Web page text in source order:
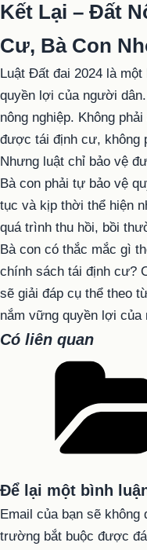
Kết Lại – Đất
Cư, Bà Con
Luật Đất đai 2024 là
quyền lợi của người
nông nghiệp. Không
được tái định cư, không
Nhưng luật chỉ bảo vệ
Bà con phải tự bảo vệ
tục và kịp thời thể hiện
quá trình thu hồi, bồi
Bà con có thắc mắc gì
chính sách tái định cư?
sẽ giải đáp cụ thể theo
nắm vững quyền lợi của
Có liên quan
Để lại một bình
Email của bạn sẽ
trường bắt buộc được